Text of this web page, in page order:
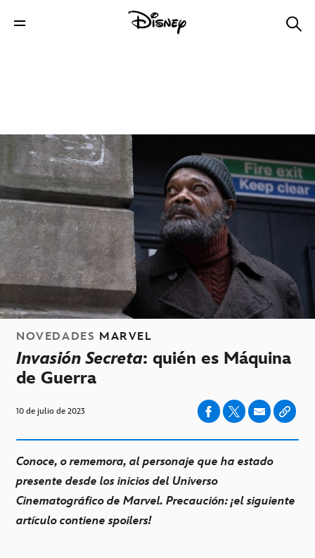
NOVEDADES MARVEL
Invasión Secreta: quién es Máquina
de Guerra
10 de julio de 2023
Conoce, o rememora, al personaje que ha estado
presente desde los inicios del Universo
Cinematográfico de Marvel. Precaución: ¡el siguiente
artículo contiene spoilers!